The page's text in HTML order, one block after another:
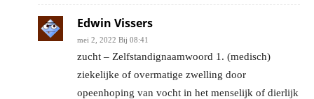
Edwin Vissers
mei 2, 2022 Bij 08:41
zucht – Zelfstandignaamwoord 1. (medisch)
ziekelijke of overmatige zwelling door
opeenhoping van vocht in het menselijk of dierlijk